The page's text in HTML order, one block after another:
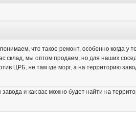
что такое ремонт, особенно когда у
склад, мы оптом продаем, но для наших
ЦРБ, не там где морг, а на территорию
и как вас можно будет найти на